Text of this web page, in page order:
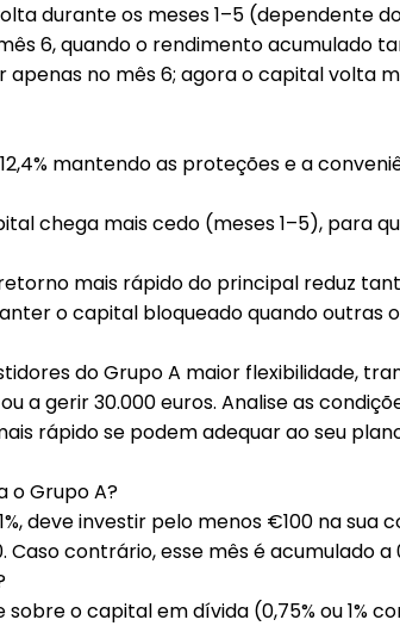
durante os meses 1–5 (dependente
6, quando o rendimento acumulado
no mês 6; agora o capital volta
mantendo as proteções e a
chega mais cedo (meses 1–5), para
mais rápido do principal reduz
o capital bloqueado quando outras
do Grupo A maior flexibilidade,
ou a gerir30.000euros. Analise as
rápido se podem adequar ao seu
o Grupo A?
1%, deveinvestir pelo menos €100 na sua
. Caso contrário, esse mês é acumulado a
o capital em dívida (0,75% ou 1%